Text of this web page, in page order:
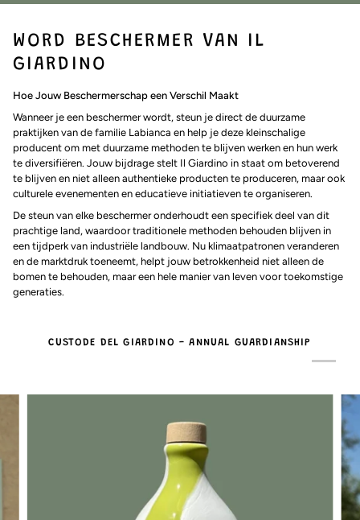
WORD BESCHERMER VAN IL
GIARDINO
Hoe Jouw Beschermerschap een Verschil Maakt
Wanneer je een beschermer wordt, steun je direct de duurzame
praktijken van de familie Labianca en help je deze kleinschalige
producent om met duurzame methoden te blijven werken en hun werk
te diversifiëren. Jouw bijdrage stelt Il Giardino in staat om betoverend
te blijven en niet alleen authentieke producten te produceren, maar ook
culturele evenementen en educatieve initiatieven te organiseren.
De steun van elke beschermer onderhoudt een specifiek deel van dit
prachtige land, waardoor traditionele methoden behouden blijven in
een tijdperk van industriële landbouw. Nu klimaatpatronen veranderen
en de marktdruk toeneemt, helpt jouw betrokkenheid niet alleen de
bomen te behouden, maar een hele manier van leven voor toekomstige
generaties.
CUSTODE DEL GIARDINO - ANNUAL GUARDIANSHIP